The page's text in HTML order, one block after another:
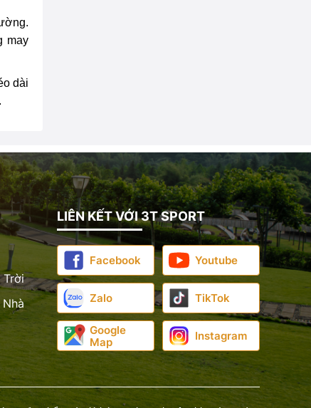
may
dài
Trời
LIÊN KẾT VỚI 3T SPORT
Facebook Youtube
Zalo TikTok
Google
Map
Instagram